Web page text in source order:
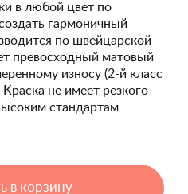
в любой цвет по
гармоничный
по швейцарской
превосходный матовый
износу (2-й класс
не имеет резкого
стандартам
в корзину